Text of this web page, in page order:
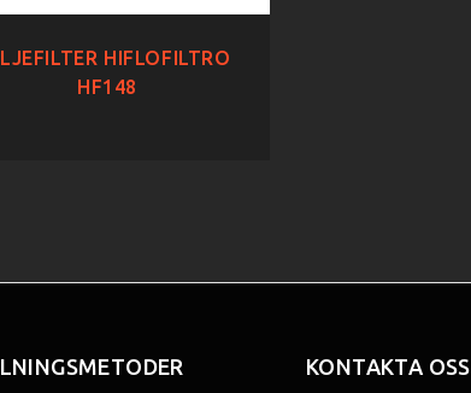
HIFLOFILTRO
HF148
KONTAKTA OSS